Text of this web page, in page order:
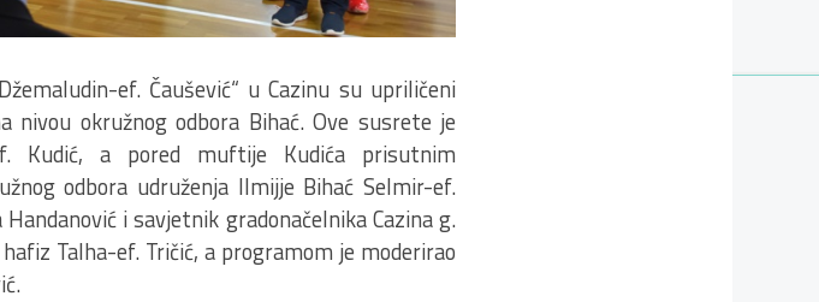
ef. Čaušević“ u Cazinu su upriličeni
okružnog odbora Bihać. Ove susrete je
Kudić, a pored muftije Kudića prisutnim
odbora udruženja Ilmijje Bihać Selmir-ef.
i savjetnik gradonačelnika Cazina g.
Talha-ef. Tričić, a programom je moderirao